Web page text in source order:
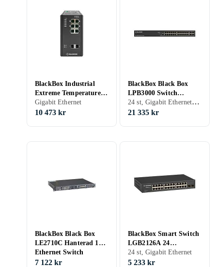
BlackBox Industrial
Extreme Temperature
L2+ Switch LIE1082A
Gigabit Ethernet
10 473 kr
BlackBox Black Box
LPB3000 Switch
LPB3028A
24 st, Gigabit Ethernet, Power over Ethernet (PoE)
21 335 kr
BlackBox Black Box
LE2710C Hanterad 10G
Ethernet Switch
7 122 kr
BlackBox Smart Switch
LGB2126A 24
10/100/1000 + 2 SFP
24 st, Gigabit Ethernet
5 233 kr